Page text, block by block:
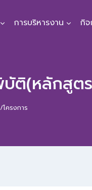
การบริหารงาน กิจ
ติ(หลักสูต
ครงการ